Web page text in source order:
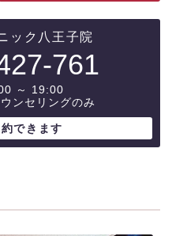
761
～ 19:00
ンセリングのみ